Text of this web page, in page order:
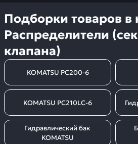
Подборки товаров в
Распределители
клапана)
KOMATSU PC200-6
KOMATSU PC210LC-6
Гидравлический бак
KOMATSU